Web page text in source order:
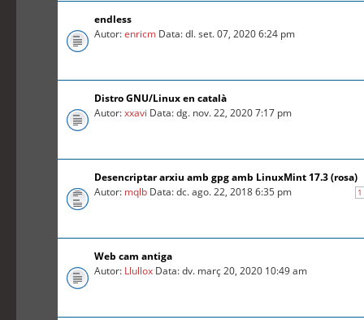
endless
Autor:enricm Data: dl. set. 07, 2020 6:24 pm
Distro GNU/Linux en català
Autor:xxavi Data: dg. nov. 22, 2020 7:17 pm
Desencriptar arxiu amb gpg amb LinuxMint 17.3 (rosa)
1
Autor: mqlb Data: dc. ago. 22, 2018 6:35 pm
Web cam antiga
Autor: Llullox Data: dv. març 20, 2020 10:49 am